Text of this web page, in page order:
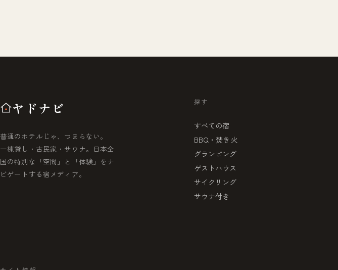
ヤドナビ
普通のホテルじゃ、つまらない。
一棟貸し・古民家・サウナ。日本全
国の特別な「空間」と「体験」をナ
ビゲートする宿メディア。
探す
すべての宿
BBQ・焚き火
グランピング
ゲストハウス
サイクリング
サウナ付き